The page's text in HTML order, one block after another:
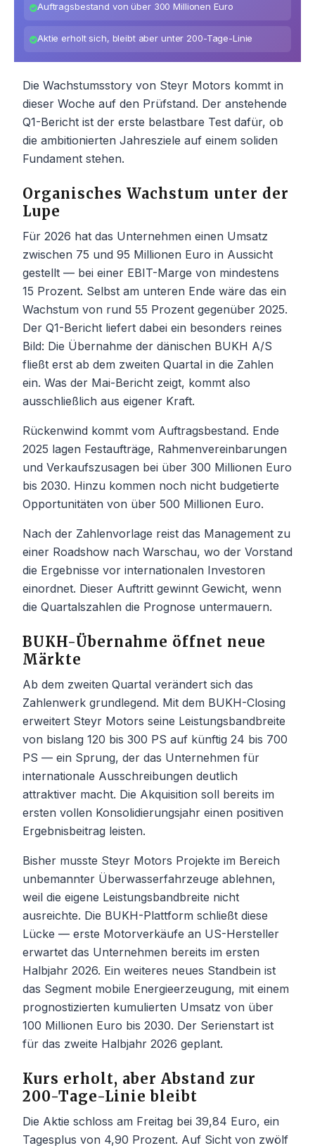
Auftragsbestand von über 300 Millionen Euro
Aktie erholt sich, bleibt aber unter 200-Tage-Linie
Die Wachstumsstory von Steyr Motors kommt in
dieser Woche auf den Prüfstand. Der anstehende
Q1-Bericht ist der erste belastbare Test dafür, ob
die ambitionierten Jahresziele auf einem soliden
Fundament stehen.
Organisches Wachstum unter der
Lupe
Für 2026 hat das Unternehmen einen Umsatz
zwischen 75 und 95 Millionen Euro in Aussicht
gestellt — bei einer EBIT-Marge von mindestens
15 Prozent. Selbst am unteren Ende wäre das ein
Wachstum von rund 55 Prozent gegenüber 2025.
Der Q1-Bericht liefert dabei ein besonders reines
Bild: Die Übernahme der dänischen BUKH A/S
fließt erst ab dem zweiten Quartal in die Zahlen
ein. Was der Mai-Bericht zeigt, kommt also
ausschließlich aus eigener Kraft.
Rückenwind kommt vom Auftragsbestand. Ende
2025 lagen Festaufträge, Rahmenvereinbarungen
und Verkaufszusagen bei über 300 Millionen Euro
bis 2030. Hinzu kommen noch nicht budgetierte
Opportunitäten von über 500 Millionen Euro.
Nach der Zahlenvorlage reist das Management zu
einer Roadshow nach Warschau, wo der Vorstand
die Ergebnisse vor internationalen Investoren
einordnet. Dieser Auftritt gewinnt Gewicht, wenn
die Quartalszahlen die Prognose untermauern.
BUKH-Übernahme öffnet neue
Märkte
Ab dem zweiten Quartal verändert sich das
Zahlenwerk grundlegend. Mit dem BUKH-Closing
erweitert Steyr Motors seine Leistungsbandbreite
von bislang 120 bis 300 PS auf künftig 24 bis 700
PS — ein Sprung, der das Unternehmen für
internationale Ausschreibungen deutlich
attraktiver macht. Die Akquisition soll bereits im
ersten vollen Konsolidierungsjahr einen positiven
Ergebnisbeitrag leisten.
Bisher musste Steyr Motors Projekte im Bereich
unbemannter Überwasserfahrzeuge ablehnen,
weil die eigene Leistungsbandbreite nicht
ausreichte. Die BUKH-Plattform schließt diese
Lücke — erste Motorverkäufe an US-Hersteller
erwartet das Unternehmen bereits im ersten
Halbjahr 2026. Ein weiteres neues Standbein ist
das Segment mobile Energieerzeugung, mit einem
prognostizierten kumulierten Umsatz von über
100 Millionen Euro bis 2030. Der Serienstart ist
für das zweite Halbjahr 2026 geplant.
Kurs erholt, aber Abstand zur
200-Tage-Linie bleibt
Die Aktie schloss am Freitag bei 39,84 Euro, ein
Tagesplus von 4,90 Prozent. Auf Sicht von zwölf